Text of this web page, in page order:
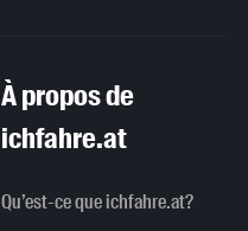
À propos de
ichfahre.at
Qu’est-ce que ichfahre.at?